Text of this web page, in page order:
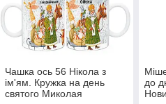
Чашка ось 56 Нікола з
ім'ям. Кружка на день
святого Миколая
до